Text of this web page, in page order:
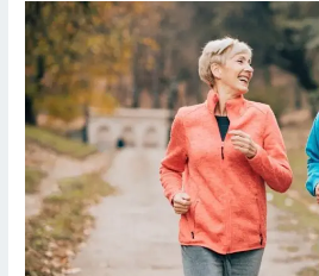
Daglig
bevegelse
vs.
strukturert
trening
–
hva
er
best
for
helsa?